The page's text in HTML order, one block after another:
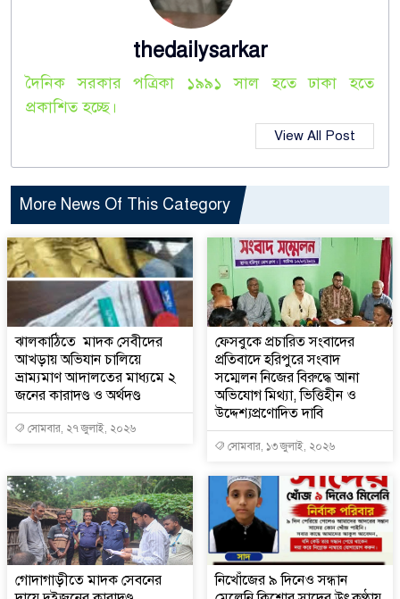
thedailysarkar
দৈনিক সরকার পত্রিকা ১৯৯১ সাল হতে ঢাকা হতে
প্রকাশিত হচ্ছে।
View All Post
More News Of This Category
ঝালকাঠিতে মাদক সেবীদের
আখড়ায় অভিযান চালিয়ে
ভ্রাম্যমাণ আদালতের মাধ্যমে ২
জনের কারাদণ্ড ও অর্থদণ্ড
সোমবার, ২৭ জুলাই, ২০২৬
ফেসবুকে প্রচারিত সংবাদের
প্রতিবাদে হরিপুরে সংবাদ
সম্মেলন নিজের বিরুদ্ধে আনা
অভিযোগ মিথ্যা, ভিত্তিহীন ও
উদ্দেশ্যপ্রণোদিত দাবি
সোমবার, ১৩ জুলাই, ২০২৬
গোদাগাড়ীতে মাদক সেবনের
নিখোঁজের ৯ দিনেও সন্ধান